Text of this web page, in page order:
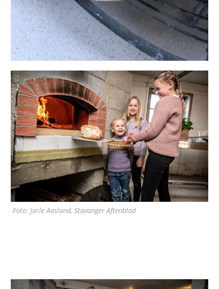
Foto: Jarle Aasland, Stavanger Aftenblad